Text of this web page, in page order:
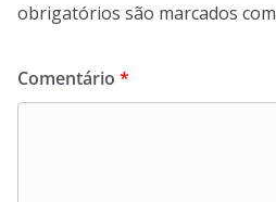
obrigatórios são marcados com
Comentário *